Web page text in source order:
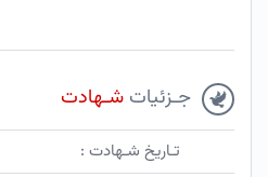
جـزئیات شـهادت
تـاریخ شـهادت :